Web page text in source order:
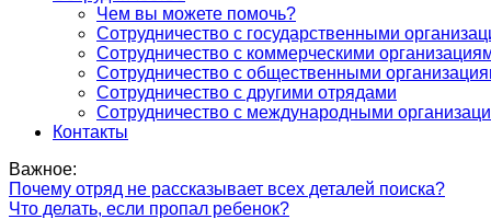
Чем вы можете помочь?
Сотрудничество с государственными
Сотрудничество с коммерческими
Сотрудничество с общественными
Сотрудничество с другими отрядами
Сотрудничество с международными
Контакты
Важное:
Почему отряд не рассказывает всех деталей поиска?
Что делать, если пропал ребенок?